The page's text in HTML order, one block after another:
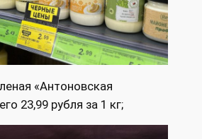
«Антоновская
23,99 рубля за 1 кг;